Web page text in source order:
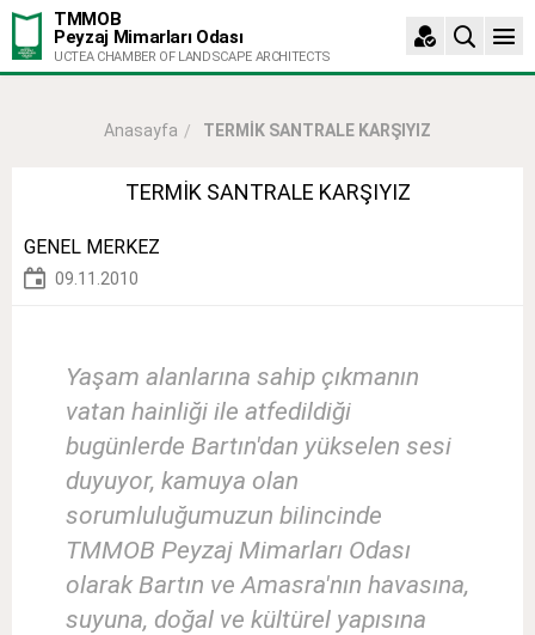
TMMOB
Peyzaj Mimarları Odası
UCTEA CHAMBER OF LANDSCAPE ARCHITECTS
Anasayfa TERMİK SANTRALE KARŞIYIZ
TERMİK SANTRALE KARŞIYIZ
GENEL MERKEZ
09.11.2010
Yaşam alanlarına sahip çıkmanın
vatan hainliği ile atfedildiği
bugünlerde Bartın'dan yükselen sesi
duyuyor, kamuya olan
sorumluluğumuzun bilincinde
TMMOB Peyzaj Mimarları Odası
olarak Bartın ve Amasra'nın havasına,
suyuna, doğal ve kültürel yapısına